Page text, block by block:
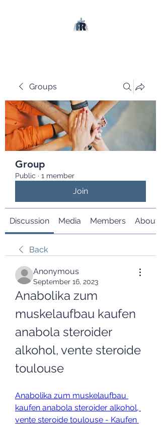
Groups
Group
Public · 1 member
Join
Discussion Media Members About
Back
Anonymous
September 16, 2023
Anabolika zum
muskelaufbau kaufen
anabola steroider
alkohol, vente steroide
toulouse
Anabolika zum muskelaufbau
kaufen anabola steroider alkohol,
vente steroide toulouse - Kaufen